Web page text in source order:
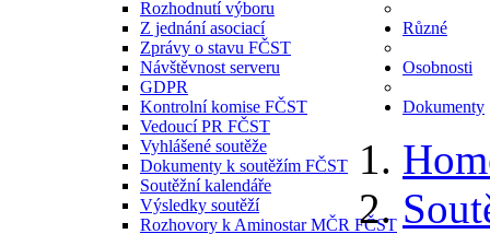
Rozhodnutí výboru
Z jednání asociací
Zprávy o stavu FČST
Návštěvnost serveru
GDPR
Kontrolní komise FČST
Vedoucí PR FČST
Vyhlášené soutěže
Dokumenty k soutěžím FČST
Soutěžní kalendáře
Výsledky soutěží
Rozhovory k Aminostar MČR FČST
Různé
Osobnosti
Dokumenty